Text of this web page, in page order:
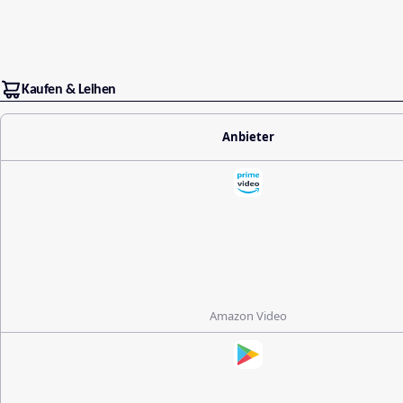
Kaufen & Leihen
Anbieter
Amazon Video